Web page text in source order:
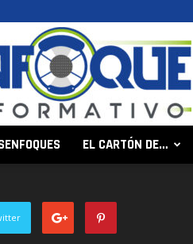
EL CARTÓN DE…